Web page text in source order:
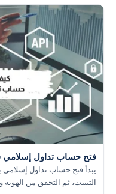
فتح حساب تداول إسلامي في 2026: الخطوات
يبدأ فتح حساب تداول إسلامي
التبييت، ثم التحقق من